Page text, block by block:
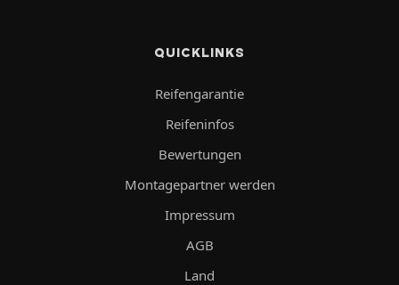
QUICKLINKS
Reifengarantie
Reifeninfos
Bewertungen
Montagepartner werden
Impressum
AGB
Land